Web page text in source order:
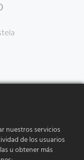
nuestros servicios
de los usuarios
u obtener más